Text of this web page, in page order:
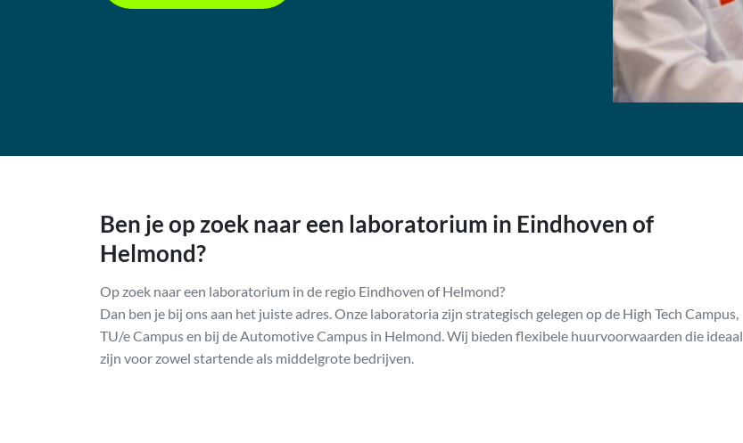
Ben je op zoek naar een laboratorium in Eindhoven of
Helmond?
Op zoek naar een laboratorium in de regio Eindhoven of Helmond?
Dan ben je bij ons aan het juiste adres. Onze laboratoria zijn strategisch gelegen op de High Tech Campus,
TU/e Campus en bij de Automotive Campus in Helmond. Wij bieden flexibele huurvoorwaarden die ideaal
zijn voor zowel startende als middelgrote bedrijven.